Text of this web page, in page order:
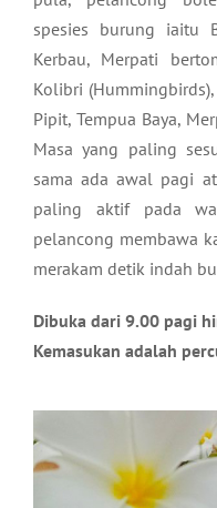
spesies burung iaitu
Kerbau, Merpati
Kolibri (Hummingbirds),
Pipit, Tempua Baya,
Masa yang paling
sama ada awal pagi
paling aktif pada
pelancong membawa
merakam detik indah
Dibuka dari 9.00 pagi
Kemasukan adalah